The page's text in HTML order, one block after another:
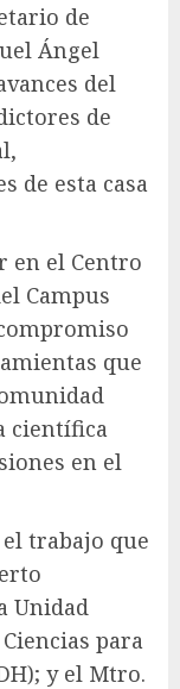
de
Ángel
del
de
de esta casa
en el Centro
Campus
que
científica
en el
trabajo que
Unidad
para
y el Mtro.